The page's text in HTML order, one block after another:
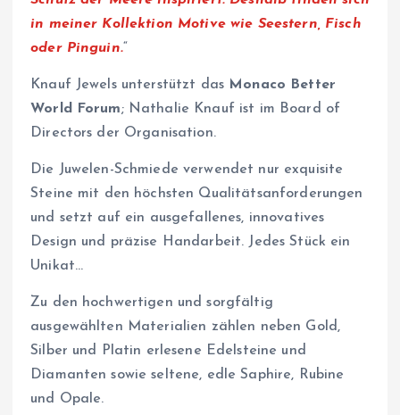
in meiner Kollektion Motive wie Seestern, Fisch
oder Pinguin.“
Knauf Jewels unterstützt das Monaco Better
World Forum; Nathalie Knauf ist im Board of
Directors der Organisation.
Die Juwelen-Schmiede verwendet nur exquisite
Steine mit den höchsten Qualitätsanforderungen
und setzt auf ein ausgefallenes, innovatives
Design und präzise Handarbeit. Jedes Stück ein
Unikat…
Zu den hochwertigen und sorgfältig
ausgewählten Materialien zählen neben Gold,
Silber und Platin erlesene Edelsteine und
Diamanten sowie seltene, edle Saphire, Rubine
und Opale.